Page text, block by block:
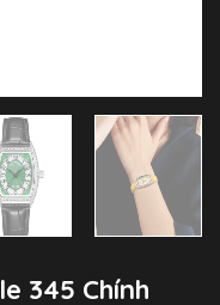
345 Chính